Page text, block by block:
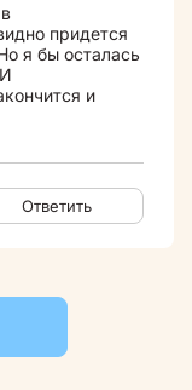
придется
я бы осталась
и
Ответить